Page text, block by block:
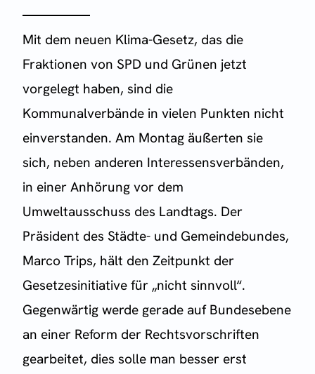
Mit dem neuen Klima-Gesetz, das die
Fraktionen von SPD und Grünen jetzt
vorgelegt haben, sind die
Kommunalverbände in vielen Punkten nicht
einverstanden. Am Montag äußerten sie
sich, neben anderen Interessensverbänden,
in einer Anhörung vor dem
Umweltausschuss des Landtags. Der
Präsident des Städte- und Gemeindebundes,
Marco Trips, hält den Zeitpunkt der
Gesetzesinitiative für „nicht sinnvoll“.
Gegenwärtig werde gerade auf Bundesebene
an einer Reform der Rechtsvorschriften
gearbeitet, dies solle man besser erst